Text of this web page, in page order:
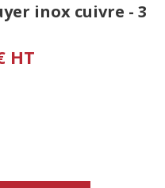
inox cuivre - 3
HT